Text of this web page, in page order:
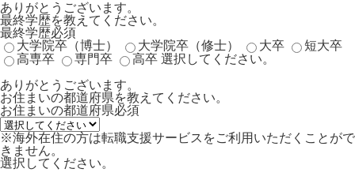
ありがとうございます。
最終学歴を教えてください。
最終学歴必須
大学院卒（博士）
大学院卒（修士） 大卒
短大卒
高専卒
専門卒 高卒 選択してください。
ありがとうございます。
お住まいの都道府県を教えてください。
お住まいの都道府県必須
※海外在住の方は転職支援サービスをご利用いただくことがで
きません。
選択してください。